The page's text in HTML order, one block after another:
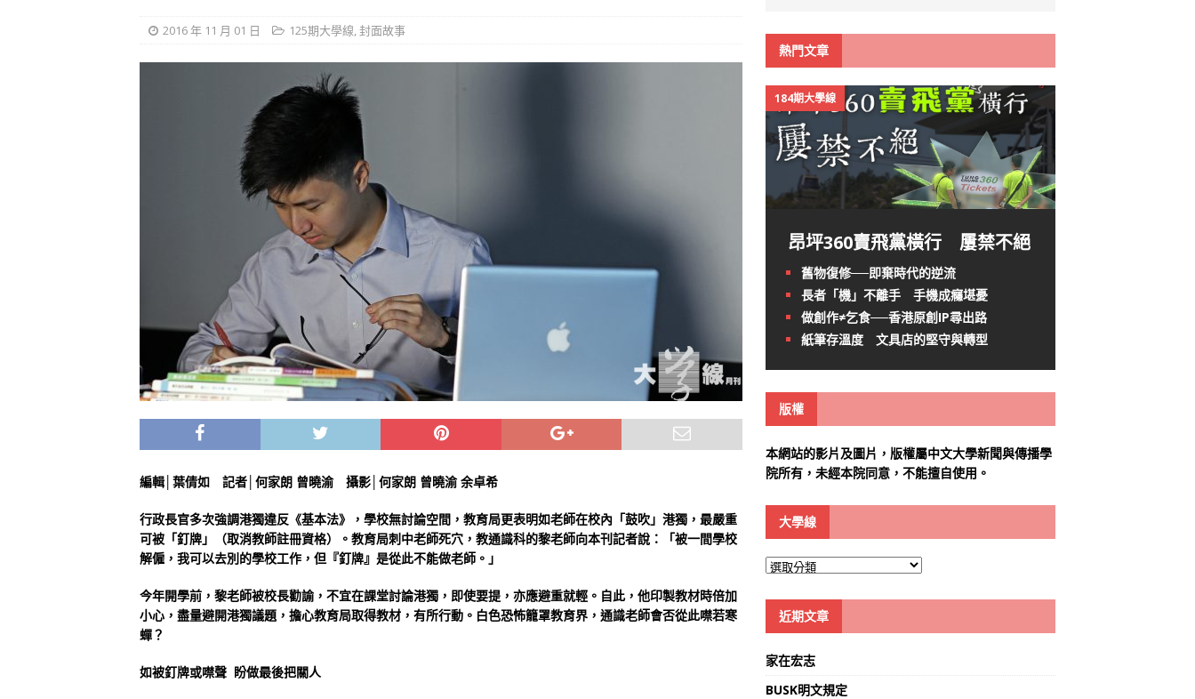
2016 年 11 月 01 日 125期大學線,封面故事
編輯│葉倩如 記者│何家朗 曾曉渝 攝影│何家朗 曾曉渝 余卓希
行政長官多次強調港獨違反《基本法》，學校無討論空間，教育局更表明如老師在校內「鼓吹」港獨，最嚴重
可被「釘牌」（取消教師註冊資格）。教育局刺中老師死穴，教通識科的黎老師向本刊記者說：「被一間學校
解僱，我可以去別的學校工作，但『釘牌』是從此不能做老師。」
今年開學前，黎老師被校長勸諭，不宜在課堂討論港獨，即使要提，亦應避重就輕。自此，他印製教材時倍加
小心，盡量避開港獨議題，擔心教育局取得教材，有所行動。白色恐怖籠罩教育界，通識老師會否從此噤若寒
蟬？
如被釘牌或噤聲 盼做最後把關人
熱門文章
184期大學線
昂坪360賣飛黨橫行 屢禁不絕
舊物復修──即棄時代的逆流
長者「機」不離手 手機成癮堪憂
做創作≠乞食──香港原創IP尋出路
紙筆存溫度 文具店的堅守與轉型
版權
本網站的影片及圖片，版權屬中文大學新聞與傳播學
院所有，未經本院同意，不能擅自使用。
大學線
大
線
近期文章
家在宏志
BUSK明文規定